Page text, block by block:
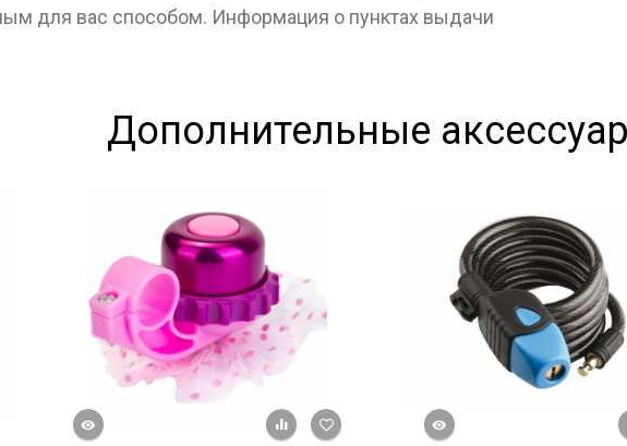
для вас способом. Информация о пунктах выдачи
Дополнительные
В избранное + К сравнению
В избранное
Быстрый просмотр